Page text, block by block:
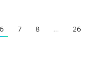
6 7 8 …
26